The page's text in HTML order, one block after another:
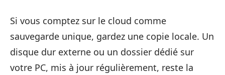
Si vous comptez sur le cloud comme
sauvegarde unique, gardez une copie locale. Un
disque dur externe ou un dossier dédié sur
votre PC, mis à jour régulièrement, reste la